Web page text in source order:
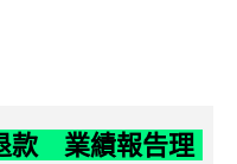
款 業績報告理